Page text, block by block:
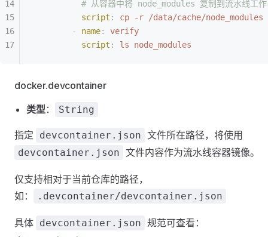
# 从容器中将 node_modules 复制到流水线工作
          script
:
cp -r /data/cache/
        -
name:
verify
          script
: ls node_modules
docker.devcontainer
类型： String
指定 devcontainer.json 文件所在路径，将使用
devcontainer.json 文件内容作为流水线容器镜像。
仅支持相对于当前仓库的路径，
如：
.devcontainer/devcontainer.json
具体 devcontainer.json 规范可查看：